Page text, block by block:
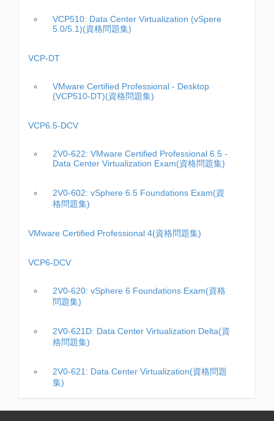
VCP510: Data Center Virtualization (vSpere
5.0/5.1)(資格問題集)
VCP-DT
VMware Certified Professional - Desktop
(VCP510-DT)(資格問題集)
VCP6.5-DCV
2V0-622: VMware Certified Professional 6.5 -
Data Center Virtualization Exam(資格問題集)
2V0-602: vSphere 6.5 Foundations Exam(資
格問題集)
VMware Certified Professional 4(資格問題集)
VCP6-DCV
2V0-620: vSphere 6 Foundations Exam(資格
問題集)
2V0-621D: Data Center Virtualization Delta(資
格問題集)
2V0-621: Data Center Virtualization(資格問題
集)